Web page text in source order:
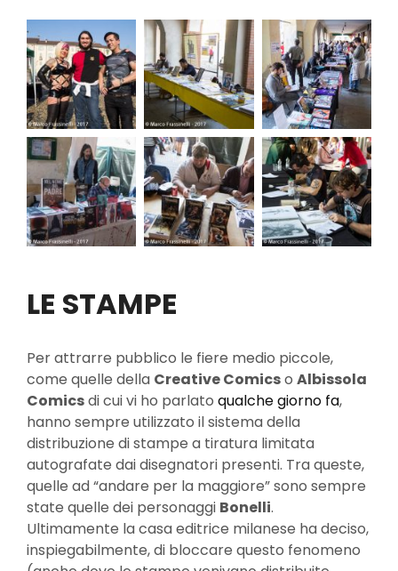
LE STAMPE
Per attrarre pubblico le fiere medio piccole,
come quelle della Creative Comicso Albissola
Comicsdi cui vi ho parlato qualche giorno fa,
hanno sempre utilizzato il sistema della
distribuzione di stampe a tiratura limitata
autografate dai disegnatori presenti. Tra queste,
quelle ad “andare per la maggiore” sono sempre
state quelle dei personaggi Bonelli.
Ultimamente la casa editrice milanese ha deciso,
inspiegabilmente, di bloccare questo fenomeno